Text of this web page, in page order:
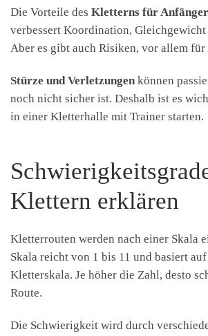
Die Vorteile des Kletterns für Anfänger
verbessert Koordination,
Aber es gibt auch Risiken, vor allem für
Stürze und Verletzungen können
noch nicht sicher ist. Deshalb ist es
in einer Kletterhalle mit Trainer starten.
Klettern erklären
Kletterrouten werden nach einer Skala
Skala reicht von 1 bis 11 und basiert
Kletterskala. Je höher die Zahl, desto
Route.
Die Schwierigkeit wird durch